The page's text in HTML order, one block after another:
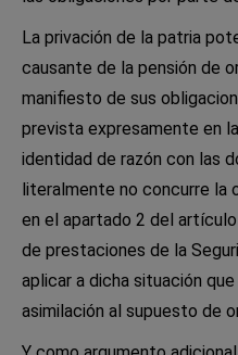
La privación de la patria
causante de la pensión de
manifiesto de sus
prevista expresamente en
identidad de razón con las
literalmente no concurre la
en el apartado 2 del
de prestaciones de la
aplicar a dicha situación
asimilación al supuesto de